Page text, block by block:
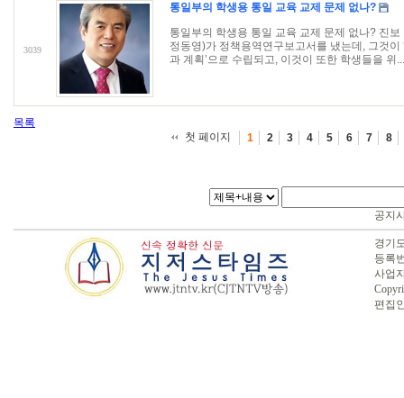
3039
통일부의 학생용 통일 교육 교제 문제 없나?
통일부의 학생용 통일 교육 교제 문제 없나? 진
정동영)가 정책용역연구보고서를 냈는데, 그것
과 계획’으로 수립되고, 이것이 또한 학생들을 위...
목록
첫 페이지
1 2 3 4 5 6 7 8
공지
경기
등록
사업
편집